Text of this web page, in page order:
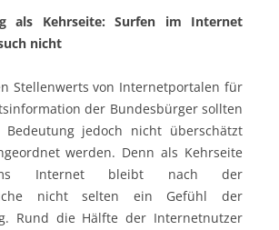
als Kehrseite: Surfen im Internet
nicht
Stellenwerts von Internetportalen für
der Bundesbürger sollten
jedoch nicht überschätzt
werden. Denn als Kehrseite
Internet bleibt nach der
nicht selten ein Gefühl der
Rund die Hälfte der Internetnutzer